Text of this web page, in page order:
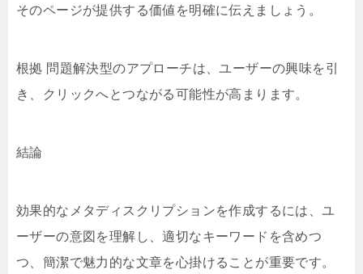
そのページが提供する価値を明確に伝えましょう。
根拠 問題解決型のアプローチは、ユーザーの興味を引
き、クリックへとつながる可能性が高まります。
結論
効果的なメタディスクリプションを作成するには、ユ
ーザーの意図を理解し、適切なキーワードを含めつ
つ、簡潔で魅力的な文章を心掛けることが重要です。